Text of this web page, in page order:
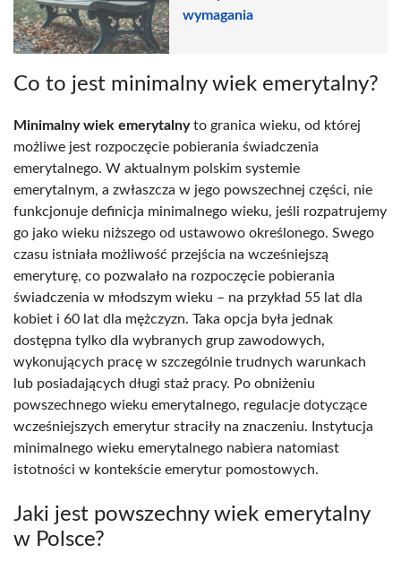
wymagania
Co to jest minimalny wiek emerytalny?
Minimalny wiek emerytalnyto granica wieku, od której
możliwe jest rozpoczęcie pobierania świadczenia
emerytalnego. W aktualnym polskim systemie
emerytalnym, a zwłaszcza w jego powszechnej części, nie
funkcjonuje definicja minimalnego wieku, jeśli rozpatrujemy
go jako wieku niższego od ustawowo określonego. Swego
czasu istniała możliwość przejścia na wcześniejszą
emeryturę, co pozwalało na rozpoczęcie pobierania
świadczenia w młodszym wieku – na przykład 55 lat dla
kobiet i 60 lat dla mężczyzn. Taka opcja była jednak
dostępna tylko dla wybranych grup zawodowych,
wykonujących pracę w szczególnie trudnych warunkach
lub posiadających długi staż pracy. Po obniżeniu
powszechnego wieku emerytalnego, regulacje dotyczące
wcześniejszych emerytur straciły na znaczeniu. Instytucja
minimalnego wieku emerytalnego nabiera natomiast
istotności w kontekście emerytur pomostowych.
Jaki jest powszechny wiek emerytalny
w Polsce?